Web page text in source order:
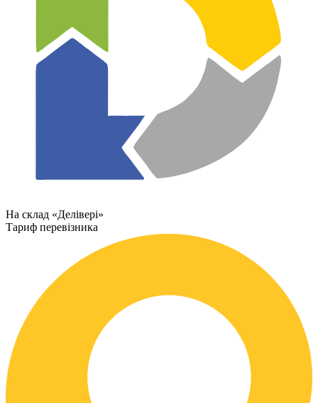
На склад «Делівері»
Тариф перевізника